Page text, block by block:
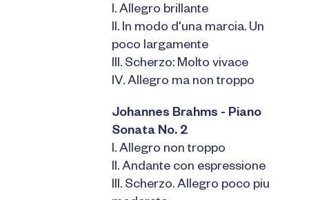
I. Allegro brillante
II. In modo d'una marcia. Un
poco largamente
III. Scherzo: Molto vivace
IV. Allegro ma non troppo
Johannes Brahms - Piano
Sonata No. 2
I. Allegro non troppo
II. Andante con espressione
III. Scherzo. Allegro poco piu